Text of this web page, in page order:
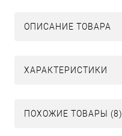
ОПИСАНИЕ ТОВАРА
ХАРАКТЕРИСТИКИ
ПОХОЖИЕ ТОВАРЫ (8)